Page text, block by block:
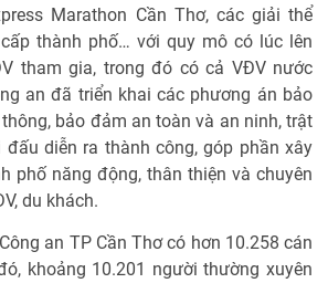
Marathon Cần Thơ, các giải thể
thành phố… với quy mô có lúc lên
tham gia, trong đó có cả VĐV nước
an đã triển khai các phương án bảo
bảo đảm an toàn và an ninh, trật
diễn ra thành công, góp phần xây
phố năng động, thân thiện và chuyên
du khách.
an TP Cần Thơ có hơn 10.258 cán
khoảng 10.201 người thường xuyên